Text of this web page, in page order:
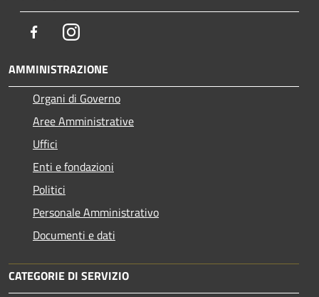
FacebookInstagram
AMMINISTRAZIONE
Organi di Governo
Aree Amministrative
Uffici
Enti e fondazioni
Politici
Personale Amministrativo
Documenti e dati
CATEGORIE DI SERVIZIO